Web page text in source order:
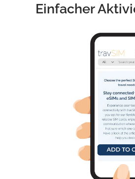
Einfacher